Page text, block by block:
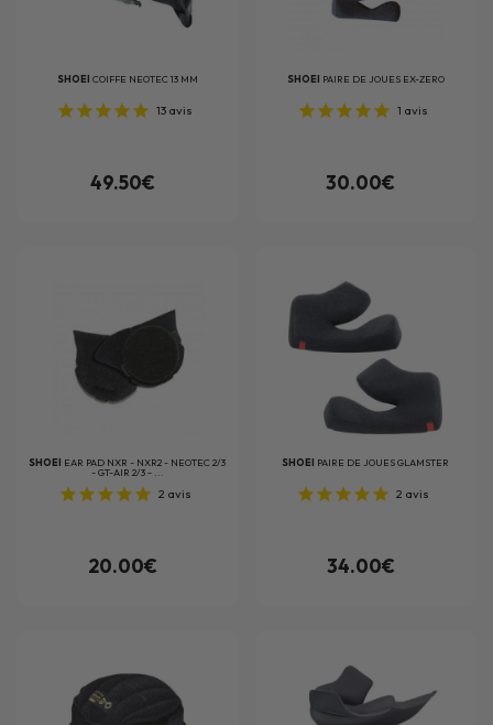
SHOEI COIFFE NEOTEC 13 MM
13 avis
49.50€
SHOEI PAIRE DE JOUES EX-ZERO
1 avis
30.00€
SHOEI EAR PAD NXR - NXR2 - NEOTEC 2/3
- GT-AIR 2/3 - ...
2 avis
20.00€
SHOEI PAIRE DE JOUES GLAMSTER
2 avis
34.00€